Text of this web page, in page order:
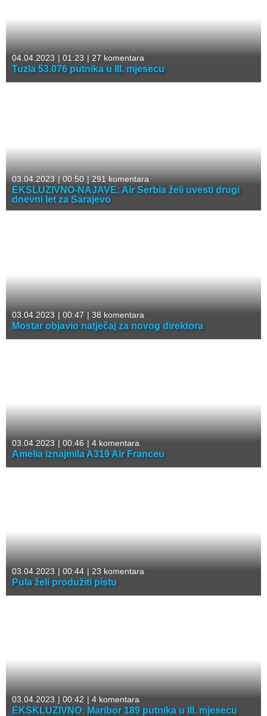
04.04.2023 | 01:23 | 27 komentara
Tuzla 53.076 putnika u III. mjesecu
03.04.2023 |00:50 |291 komentara
EKSLUZIVNO-NAJAVE: Air Serbia želi uvesti drugi
dnevni let za Sarajevo
03.04.2023 | 00:47 | 38 komentara
Mostar objavio natječaj za novog direktora
03.04.2023 | 00:46 | 4 komentara
Amelia iznajmila A319 Air Franceu
03.04.2023 | 00:44 | 23 komentara
Pula želi produžiti pistu
03.04.2023 | 00:42 | 4 komentara
EKSKLUZIVNO: Maribor 189 putnika u III. mjesecu